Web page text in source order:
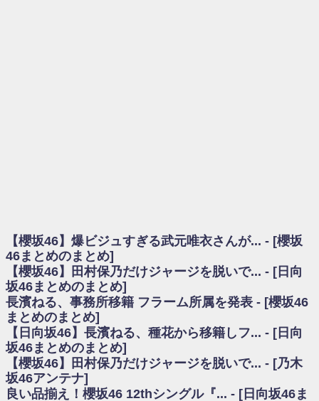
日向坂46まとめのまとめ / 【日向坂46】富田鈴花1st写真集、発売記念記者
会見の模様がこちら！
乃木坂欅坂まとめのまとめ / 【日向坂46】河田陽菜卒業の影響、ガチでデ
カそう...
欅坂あんてな ～欅坂46のニュース・情報・話題をピックアップ / れなッ
ピーズ集結！櫻坂46守屋麗奈×遠藤理子、8/6「ラヴィット！」水曜スタジオ出
演決定
欅坂/日向坂46まとめのまとめ / 【櫻坂46】田村保乃だけジャージを脱いで
いた理由
日向坂46まとめのまとめ / 【日向坂46】若林さん「笑えないぐらい師匠だ
から」佐々木久美と卒業後初の共演の様子がこちら！【激レアさん】
日向坂46まとめのまとめ / 【元日向坂46】情報解禁前で言えない！？丹生
ちゃん、メンバーと会った模様
【櫻坂46】爆ビジュすぎる武元唯衣さんが... - [櫻坂
46まとめのまとめ]
【櫻坂46】田村保乃だけジャージを脱いで... - [日向
坂46まとめのまとめ]
長濱ねる、事務所移籍 フラーム所属を発表 - [櫻坂46
まとめのまとめ]
【日向坂46】長濱ねる、種花から移籍しフ... - [日向
坂46まとめのまとめ]
【櫻坂46】田村保乃だけジャージを脱いで... - [乃木
坂46アンテナ]
良い品揃え！櫻坂46 12thシングル『... - [日向坂46ま